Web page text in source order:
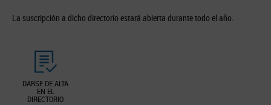
La suscripción a dicho directorio estará abierta durante todo el año.
DARSE DE ALTA
EN EL
DIRECTORIO